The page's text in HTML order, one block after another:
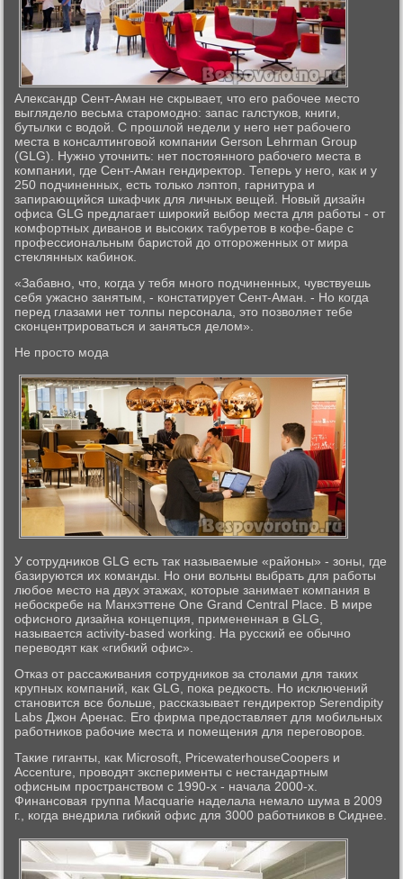
Александр Сент-Аман не скрывает, что его рабочее место
выглядело весьма старомодно: запас галстуков, книги,
бутылки с водой. С прошлой недели у него нет рабочего
места в консалтинговой компании Gerson Lehrman Group
(GLG). Нужно уточнить: нет постоянного рабочего места в
компании, где Сент-Аман гендиректор. Теперь у него, как и у
250 подчиненных, есть только лэптоп, гарнитура и
запирающийся шкафчик для личных вещей. Новый дизайн
офиса GLG предлагает широкий выбор места для работы - от
комфортных диванов и высоких табуретов в кофе-баре с
профессиональным баристой до отгороженных от мира
стеклянных кабинок.
«Забавно, что, когда у тебя много подчиненных, чувствуешь
себя ужасно занятым, - констатирует Сент-Аман. - Но когда
перед глазами нет толпы персонала, это позволяет тебе
сконцентрироваться и заняться делом».
Не просто мода
У сотрудников GLG есть так называемые «районы» - зоны, где
базируются их команды. Но они вольны выбрать для работы
любое место на двух этажах, которые занимает компания в
небоскребе на Манхэттене One Grand Central Place. В мире
офисного дизайна концепция, примененная в GLG,
называется activity-based working. На русский ее обычно
переводят как «гибкий офис».
Отказ от рассаживания сотрудников за столами для таких
крупных компаний, как GLG, пока редкость. Но исключений
становится все больше, рассказывает гендиректор Serendipity
Labs Джон Аренас. Его фирма предоставляет для мобильных
работников рабочие места и помещения для переговоров.
Такие гиганты, как Microsoft, PricewaterhouseCoopers и
Accenture, проводят эксперименты с нестандартным
офисным пространством с 1990-х - начала 2000-х.
Финансовая группа Macquarie наделала немало шума в 2009
г., когда внедрила гибкий офис для 3000 работников в Сиднее.